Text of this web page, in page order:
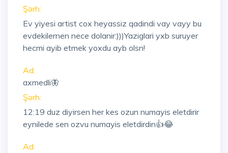
Şərh:
Ev yiyesi artist cox heyassiz qadindi vay vayy bu
evdekilernen nece dolanir:)))Yaziglari yxb suruyer
hecmi ayib etmek yoxdu ayb olsn!
Ad:
axmedli🦋
Şərh:
12:19 duz diyirsen her kes ozun numayis eletdirir
eynilede sen ozvu numayis eletdirdin👍😂
Ad: